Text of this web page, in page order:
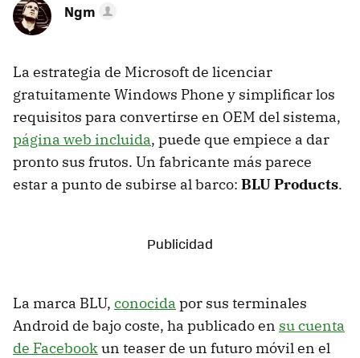
Ngm
La estrategia de Microsoft de licenciar
gratuitamente Windows Phone y simplificar los
requisitos para convertirse en OEM del sistema,
página web incluida, puede que empiece a dar
pronto sus frutos. Un fabricante más parece
estar a punto de subirse al barco: BLU Products.
La marca BLU, conocida por sus terminales
Android de bajo coste, ha publicado en su cuenta
de Facebookun teaser de un futuro móvil en el